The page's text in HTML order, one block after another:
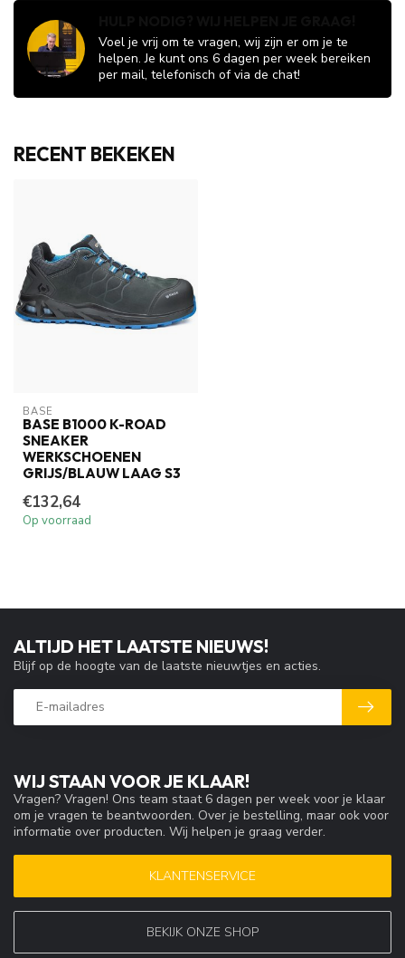
Voel je vrij om te vragen, wij zijn er om je te
helpen. Je kunt ons 6 dagen per week bereiken
per mail, telefonisch of via de chat!
RECENT BEKEKEN
BASE
BASE B1000 K-ROAD
SNEAKER
WERKSCHOENEN
GRIJS/BLAUW LAAG S3
€132,64
Op voorraad
WIJ STAAN VOOR JE KLAAR!
Vragen? Vragen! Ons team staat 6 dagen per week voor je klaar
om je vragen te beantwoorden. Over je bestelling, maar ook voor
informatie over producten. Wij helpen je graag verder.
KLANTENSERVICE
BEKIJK ONZE SHOP
ALTIJD HET LAATSTE NIEUWS!
Blijf op de hoogte van de laatste nieuwtjes en acties.